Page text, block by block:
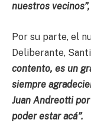
nuestros vecinos”,
Por su parte, el
Deliberante,
contento, es un
siempre
Juan Andreotti
poder estar acá”.